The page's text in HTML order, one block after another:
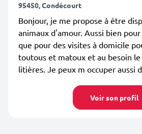
95450, Condécourt
Bonjour, je me propose à être
animaux d'amour. Aussi bien
que pour des visites à domicile
toutous et matoux et au besoin
litières. Je peux m occuper aussi
Voir son profil